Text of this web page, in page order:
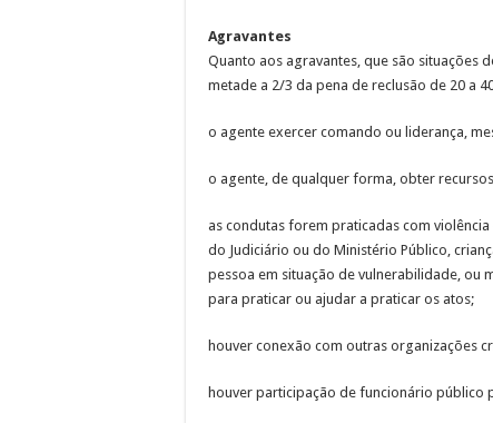
Agravantes
Quanto aos agravantes, que são situações
metade a 2/3 da pena de reclusão de 20 a
o agente exercer comando ou liderança,
o agente, de qualquer forma, obter
as condutas forem praticadas com
do Judiciário ou do Ministério Público,
pessoa em situação de vulnerabilidade, ou
para praticar ou ajudar a praticar os atos;
houver conexão com outras organizações
houver participação de funcionário público